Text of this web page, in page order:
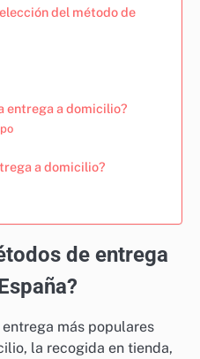
del método de
entrega a domicilio?
a domicilio?
de entrega
más populares
la recogida en tienda,